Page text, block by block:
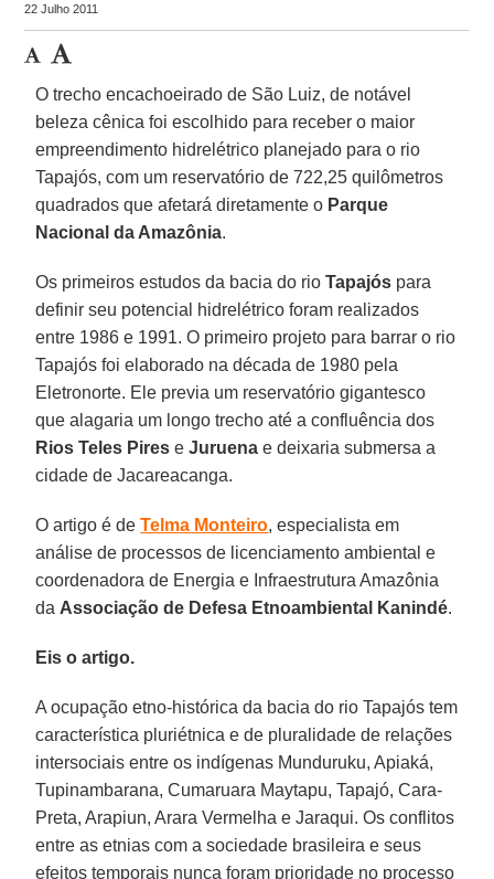
22 Julho 2011
O trecho encachoeirado de São Luiz, de notável
beleza cênica foi escolhido para receber o maior
empreendimento hidrelétrico planejado para o rio
Tapajós, com um reservatório de 722,25 quilômetros
quadrados que afetará diretamente o Parque
Nacional da Amazônia.
Os primeiros estudos da bacia do rioTapajós para
definir seu potencial hidrelétrico foram realizados
entre 1986 e 1991. O primeiro projeto para barrar o rio
Tapajós foi elaborado na década de 1980 pela
Eletronorte. Ele previa um reservatório gigantesco
que alagaria um longo trecho até a confluência dos
Rios Teles Pires eJuruena e deixaria submersa a
cidade de Jacareacanga.
O artigo é deTelma Monteiro, especialista em
análise de processos de licenciamento ambiental e
coordenadora de Energia e Infraestrutura Amazônia
da Associação de Defesa Etnoambiental Kanindé.
Eis o artigo.
A ocupação etno-histórica da bacia do rio Tapajós tem
característica pluriétnica e de pluralidade de relações
intersociais entre os indígenas Munduruku, Apiaká,
Tupinambarana, Cumaruara Maytapu, Tapajó, Cara-
Preta, Arapiun, Arara Vermelha e Jaraqui. Os conflitos
entre as etnias com a sociedade brasileira e seus
efeitos temporais nunca foram prioridade no processo